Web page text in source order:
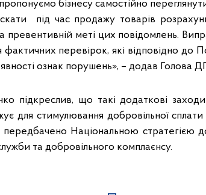
бізнесу самостійно
під час продажу товарів
превентивній меті цих повідомлень.
фактичних перевірок, які відповідно
ознак порушень», – додав Голова
підкреслив, що такі додаткові
для стимулювання добровільної
Національною стратегією
та добровільного комплаєнсу.